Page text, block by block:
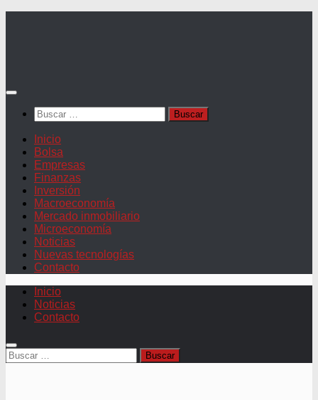
Buscar:
Inicio
Bolsa
Empresas
Finanzas
Inversión
Macroeconomía
Mercado inmobiliario
Microeconomía
Noticias
Nuevas tecnologías
Contacto
Inicio
Noticias
Contacto
Buscar: